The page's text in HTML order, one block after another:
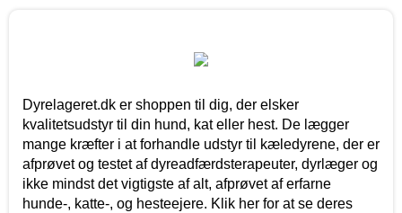
Dyrelageret.dk er shoppen til dig, der elsker
kvalitetsudstyr til din hund, kat eller hest. De lægger
mange kræfter i at forhandle udstyr til kæledyrene, der er
afprøvet og testet af dyreadfærdsterapeuter, dyrlæger og
ikke mindst det vigtigste af alt, afprøvet af erfarne
hunde-, katte-, og hesteejere. Klik her for at se deres